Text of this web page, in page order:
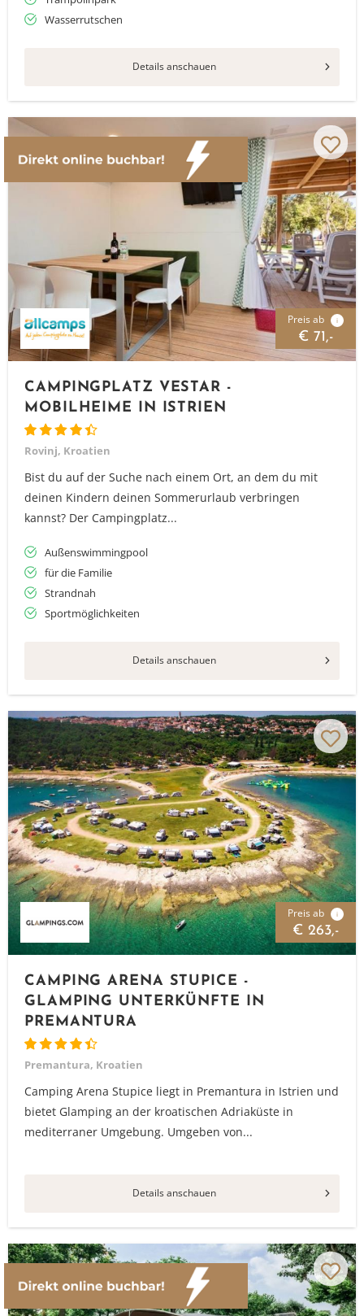
Wasserrutschen
Details anschauen
Preis ab i
€ 71,-
CAMPINGPLATZ VESTAR -
MOBILHEIME IN ISTRIEN
Rovinj, Kroatien
Bist du auf der Suche nach einem Ort, an dem du mit
deinen Kindern deinen Sommerurlaub verbringen
kannst? Der Campingplatz...
Außenswimmingpool
für die Familie
Strandnah
Sportmöglichkeiten
Details anschauen
Preis ab i
€ 263,-
CAMPING ARENA STUPICE -
GLAMPING UNTERKÜNFTE IN
PREMANTURA
Premantura, Kroatien
Camping Arena Stupice liegt in Premantura in Istrien und
bietet Glamping an der kroatischen Adriaküste in
mediterraner Umgebung. Umgeben von...
Details anschauen